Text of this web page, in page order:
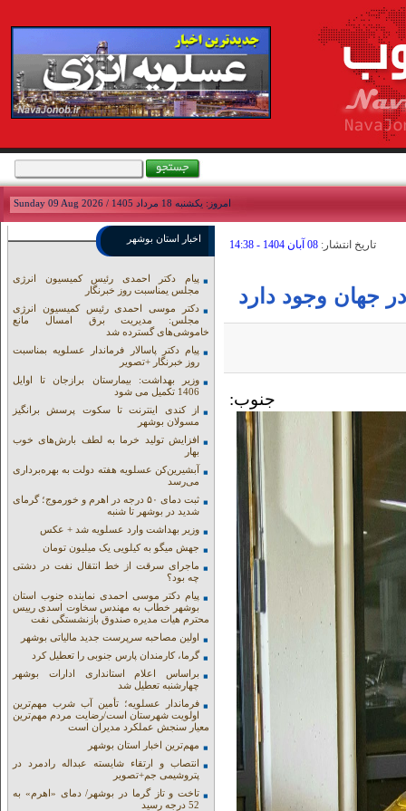
امروز: يکشنبه 18 مرداد 1405 / Sunday 09 Aug 2026
تاريخ انتشار: 08 آبان 1404 - 14:38
جهان وجود دارد
اخبار استان بوشهر
پیام دکتر احمدی رئیس کمیسیون انرژی
مجلس یمناسبت روز خبرنگار
دکتر موسی احمدی رئیس کمیسیون انرژی
مجلس: مدیریت برق امسال مانع
خاموشی‌های گسترده شد
پیام دکتر پاسالار فرماندار عسلویه بمناسبت
روز خبرنگار +تصویر
وزیر بهداشت: بیمارستان برازجان تا اوایل
1406 تکمیل می شود
از کندی اینترنت تا سکوت پرسش برانگیز
مسولان بوشهر
افزایش تولید خرما به لطف بارش‌های خوب
بهار
آبشیرین‌کن عسلویه هفته دولت به بهره‌برداری
می‌رسد
ثبت دمای ۵۰ درجه در اهرم و خورموج؛ گرمای
شدید در بوشهر تا شنبه
وزیر بهداشت وارد عسلویه شد + عکس
جهش میگو به کیلویی یک میلیون تومان
ماجرای سرقت از خط انتقال نفت در دشتی
چه بود؟
پیام دکتر موسی احمدی نماینده جنوب استان
بوشهر خطاب به مهندس سخاوت اسدی رییس
محترم هیات مدیره صندوق بازنشستگی نفت
اولین مصاحبه سرپرست جدید مالیاتی بوشهر
گرما، کارمندان پارس جنوبی را تعطیل کرد
براساس اعلام استانداری ادارات بوشهر
چهارشنبه تعطیل شد
فرماندار عسلویه؛ تأمین آب شرب مهم‌ترین
اولویت شهرستان است/رضایت مردم مهم‌ترین
معیار سنجش عملکرد مدیران است
مهم‌ترین اخبار استان بوشهر
انتصاب و ارتقاء شایسته عبداله رادمرد در
پتروشیمی جم+تصویر
تاخت و تاز گرما در بوشهر/ دمای «اهرم» به
52 درجه رسید